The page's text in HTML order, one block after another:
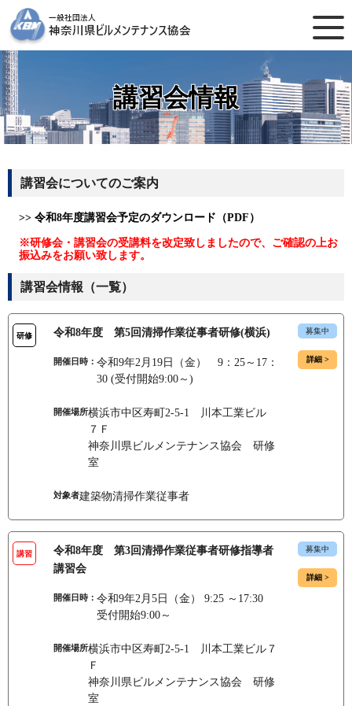
講習会情報
講習会についてのご案内
>> 令和8年度講習会予定のダウンロード（PDF）
※研修会・講習会の受講料を改定致しましたので、ご確認の上お
振込みをお願い致します。
講習会情報（一覧）
研修 令和8年度 第5回清掃作業従事者研修(横浜)
開催日時： 令和9年2月19日（金） 9：25～17：
30 (受付開始9:00～)
開催場所横浜市中区寿町2-5-1 川本工業ビル
７Ｆ
神奈川県ビルメンテナンス協会 研修
室
対象者建築物清掃作業従事者
募集中
詳細 >
講習
令和8年度 第3回清掃作業従事者研修指導者
講習会
開催日時： 令和9年2月5日（金） 9:25 ～17:30
受付開始9:00～
開催場所横浜市中区寿町2-5-1 川本工業ビル７
Ｆ
神奈川県ビルメンテナンス協会 研修
室
募集中
詳細 >